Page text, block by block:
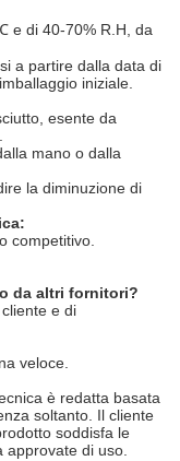
e di 40-70% R.H, da
a partire dalla data di
iniziale.
esente da
mano o dalla
la diminuzione di
competitivo.
da altri fornitori?
e di
veloce.
è redatta basata
soltanto. Il cliente
soddisfa le
di uso.